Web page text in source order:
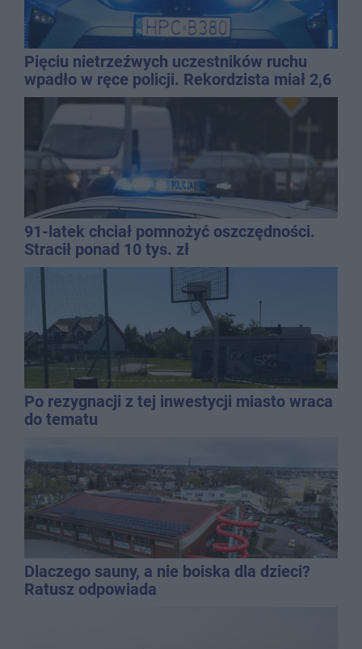
Pięciu nietrzeźwych uczestników ruchu
wpadło w ręce policji. Rekordzista miał 2,6
promila
91-latek chciał pomnożyć oszczędności.
Stracił ponad 10 tys. zł
Po rezygnacji z tej inwestycji miasto wraca
do tematu
Dlaczego sauny, a nie boiska dla dzieci?
Ratusz odpowiada